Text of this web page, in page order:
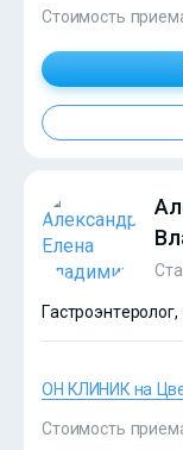
?>
Стоимость
ОН КЛИНИК на
Стоимость